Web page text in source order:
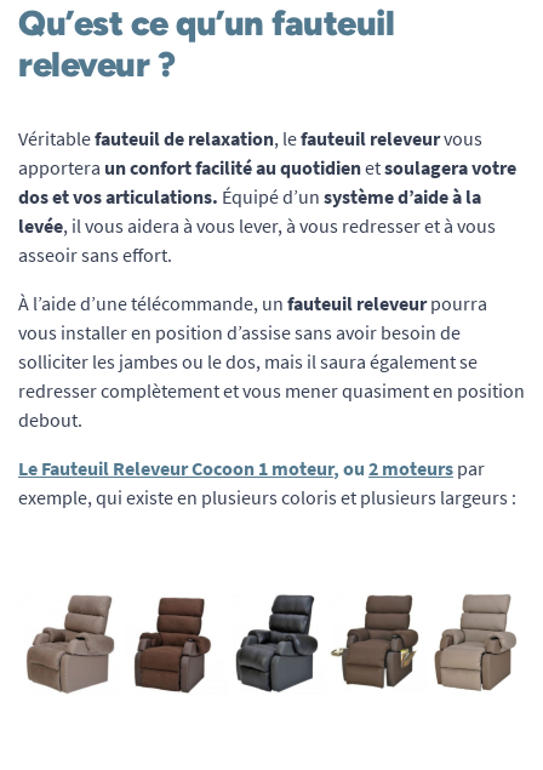
Qu’est ce qu’un fauteuil
releveur ?
Véritablefauteuil de relaxation, lefauteuil releveurvous
apportera un confort facilité au quotidienetsoulagera votre
dos et vos articulations. Équipé d’un système d’aide à la
levée, il vous aidera à vous lever, à vous redresser et à vous
asseoir sans effort.
À l’aide d’une télécommande, un fauteuil releveurpourra
vous installer en position d’assise sans avoir besoin de
solliciter les jambes ou le dos, mais il saura également se
redresser complètement et vous mener quasiment en position
debout.
Le Fauteuil Releveur Cocoon 1 moteur, ou 2 moteurs par
exemple, qui existe en plusieurs coloris et plusieurs largeurs :